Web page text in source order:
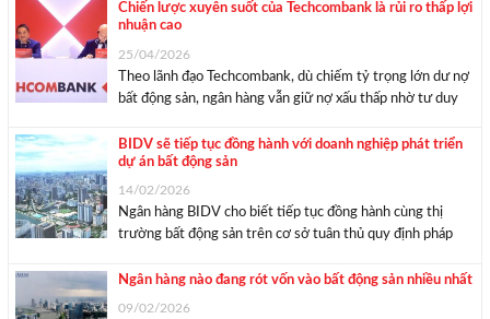
Chiến lược xuyên suốt của Techcombank là rủi ro thấp lợi
nhuận cao
25/04/2026
Theo lãnh đạo Techcombank, dù chiếm tỷ trọng lớn dư nợ
bất động sản, ngân hàng vẫn giữ nợ xấu thấp nhờ tư duy
chuẩn Basel III. Lãnh đạo Techcombank trong phần ...
BIDV sẽ tiếp tục đồng hành với doanh nghiệp phát triển
dự án bất động sản
14/02/2026
Ngân hàng BIDV cho biết tiếp tục đồng hành cùng thị
trường bất động sản trên cơ sở tuân thủ quy định pháp
góp phần thúc đẩy tăng trưởng kinh tế. ...
Ngân hàng nào đang rót vốn vào bất động sản nhiều nhất
09/02/2026